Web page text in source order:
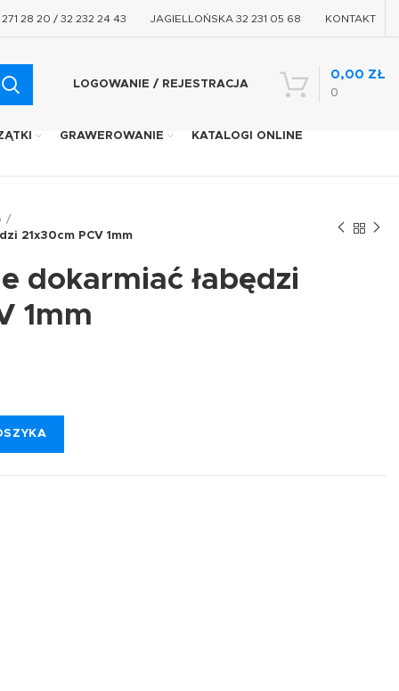
28 20 / 32 232 24 43 JAGIELLOŃSKA 32 231 05 68 KONTAKT
LOGOWANIE / REJESTRACJA
0
0,00 ZŁ
GRAWEROWANIE KATALOGI ONLINE
21x30cm PCV 1mm
dokarmiać łabędzi
1mm